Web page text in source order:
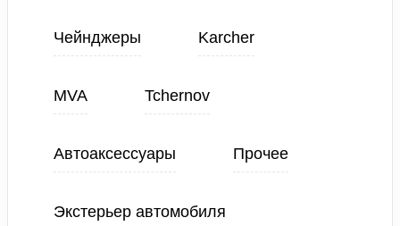
Чейнджеры Karcher
MVA Tchernov
Автоаксессуары Прочее
Экстерьер автомобиля